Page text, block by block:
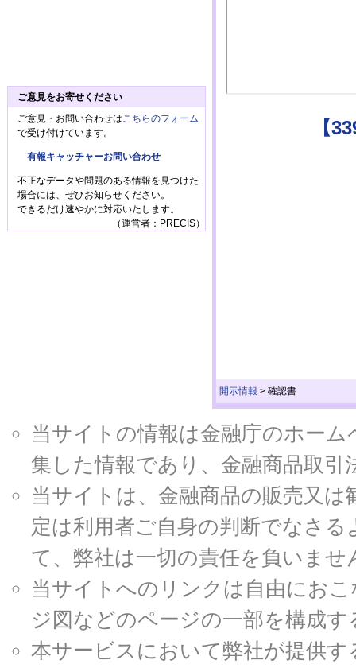
【
開示情報 > 確認書
ご意見をお寄せください
ご意見・お問い合わせは こちらのフォーム
で受け付けています。
有報キャッチャーお問い合わせ
不正なデータや問題のある情報を見つけた
場合には、ぜひお知らせください。
できるだけ速やかに対応いたします。
（運営者：PRECIS）
当サイトの情報は金融庁のホー
集した情報であり、金融商品取
当サイトは、金融商品の販売又
定は利用者ご自身の判断でなさ
て、弊社は一切の責任を負いませ
当サイトへのリンクは自由にお
ジ図などのページの一部を構成
本サービスにおいて弊社が提供